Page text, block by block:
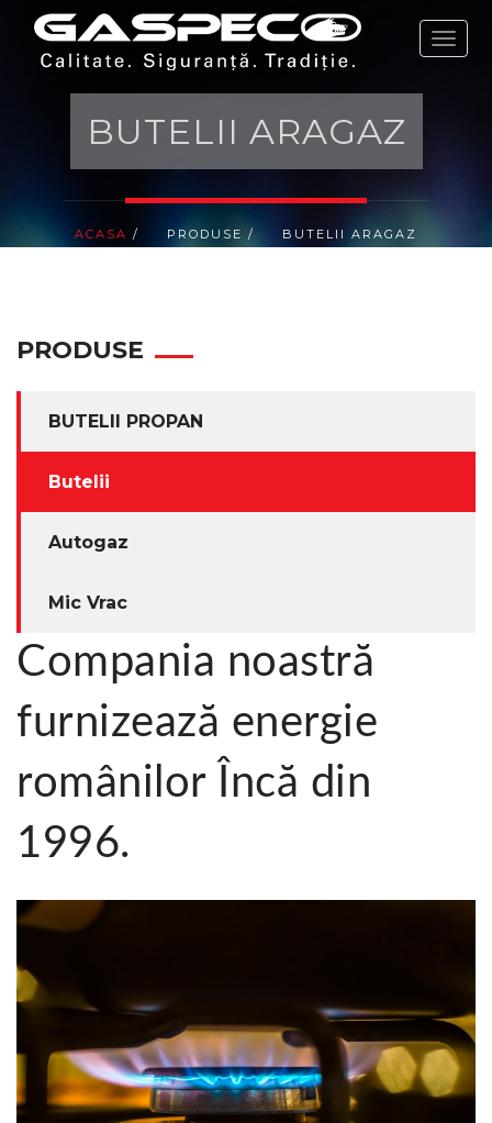
ACASA
COMPANIA
PRODUSE
COMENZI
EN
RO
BUTELII ARAGAZ
ACASA / PRODUSE / BUTELII ARAGAZ
PRODUSE
BUTELII PROPAN
Butelii
Autogaz
Mic Vrac
Compania noastră
furnizează energie
românilor Încă din
1996.